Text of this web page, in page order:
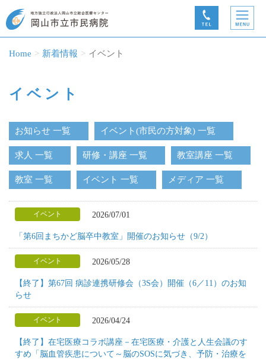
Home 新着情報 イベント
イベント
お知らせ 一覧 イベント(市民の方対象) 一覧
求人 一覧 研修・講座 一覧 教室講座 一覧
教室 一覧 イベント 一覧 メディア 一覧
イベント 2026/07/01
「第6回まちかど脳卒中教室」開催のお知らせ（9/2）
イベント 2026/05/28
【終了】第67回 病診連携研修会（3S会）開催（6／11）のお知
らせ
イベント 2026/04/24
【終了】在宅医療コラボ講座－在宅医療・介護と人生会議のす
すめ「脳血管疾患について～脳のSOSに気づき、予防・治療を